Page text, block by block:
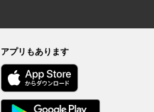
アプリもあります